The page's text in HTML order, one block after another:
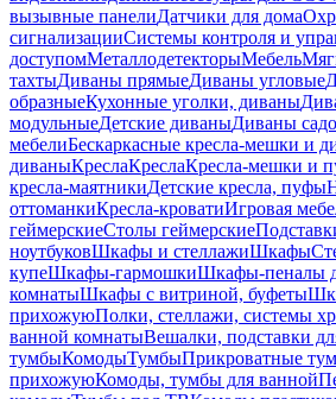
вызывные панелиДатчики для дома
сигнализацииСистемы контроля и
доступомМеталлодетекторыМебель
тахтыДиваны прямыеДиваны угловые
образныеКухонные уголки, диваны
модульныеДетские диваныДиваны
мебелиБескаркасные кресла-мешки и
диваныКреслаКреслаКресла-мешки и
кресла-маятникиДетские кресла, пуфы
оттоманкиКресла-кроватиИгровая
геймерскиеСтолы геймерские
ноутбуковШкафы и стеллажиШкафы
купеШкафы-гармошкиШкафы-пеналы
комнатыШкафы с витриной, буфеты
прихожуюПолки, стеллажи, системы
ванной комнатыВешалки, подставки
тумбыКомодыТумбыПрикроватные
прихожуюКомоды, тумбы для ванной